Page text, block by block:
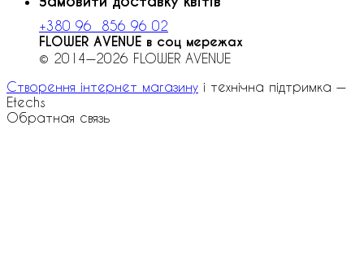
+380 96 856 96 02
FLOWER AVENUE в соц мережах
© 2014—2026 FLOWER AVENUE
Створення інтернет магазину і технічна підтримка —
Etechs
Обратная связь